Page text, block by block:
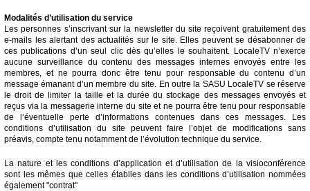
Modalités d’utilisation du service
Les personnes s’inscrivant sur la newsletter du site reçoivent gratuitement des
e-mails les alertant des actualités sur le site. Elles peuvent se désabonner de
ces publications d’un seul clic dès qu’elles le souhaitent. LocaleTV n’exerce
aucune surveillance du contenu des messages internes envoyés entre les
membres, et ne pourra donc être tenu pour responsable du contenu d’un
message émanant d’un membre du site. En outre la SASU LocaleTV se réserve
le droit de limiter la taille et la durée du stockage des messages envoyés et
reçus via la messagerie interne du site et ne pourra être tenu pour responsable
de l’éventuelle perte d’informations contenues dans ces messages. Les
conditions d’utilisation du site peuvent faire l’objet de modifications sans
préavis, compte tenu notamment de l’évolution technique du service.
La nature et les conditions d’application et d’utilisation de la visioconférence
sont les mêmes que celles établies dans les conditions d’utilisation nommées
également "contrat"